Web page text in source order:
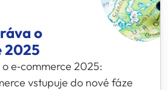
o
2025
e‑commerce 2025:
vstupuje do nové fáze